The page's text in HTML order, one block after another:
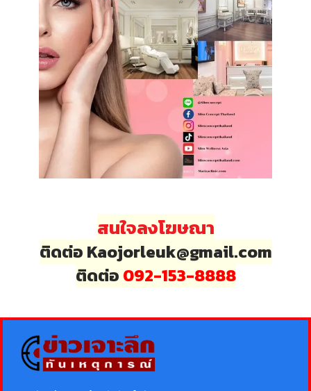
สนใจลงโฆษณา
ติดต่อ Kaojorleuk@gmail.com
ติดต่อ 092-153-8888